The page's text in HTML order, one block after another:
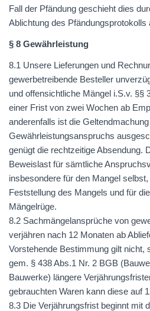
Fall der Pfändung geschieht dies
Ablichtung des Pfändungsprotokolls
§ 8 Gewährleistung
8.1 Unsere Lieferungen und
gewerbetreibende Besteller
und offensichtliche Mängel i.S.v. §§
einer Frist von zwei Wochen ab
anderenfalls ist die
Gewährleistungsanspruchs
genügt die rechtzeitige Absendung.
Beweislast für sämtliche
insbesondere für den Mangel
Feststellung des Mangels und für
Mängelrüge.
8.2 Sachmängelansprüche von
verjähren nach 12 Monaten ab
Vorstehende Bestimmung gilt nicht,
gem. § 438 Abs.1 Nr. 2 BGB
Bauwerke) längere
gebrauchten Waren kann diese auf
8.3 Die Verjährungsfrist beginnt mit